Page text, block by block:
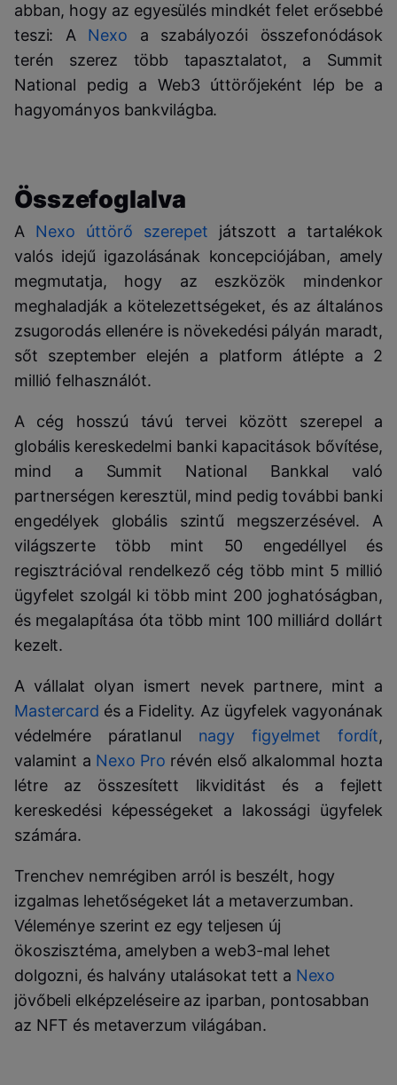
abban, hogy az egyesülés mindkét felet erősebbé
teszi: A Nexo a szabályozói összefonódások
terén szerez több tapasztalatot, a Summit
National pedig a Web3 úttörőjeként lép be a
hagyományos bankvilágba.
Összefoglalva
A Nexo úttörő szerepet játszott a tartalékok
valós idejű igazolásának koncepciójában, amely
megmutatja, hogy az eszközök mindenkor
meghaladják a kötelezettségeket, és az általános
zsugorodás ellenére is növekedési pályán maradt,
sőt szeptember elején a platform átlépte a 2
millió felhasználót.
A cég hosszú távú tervei között szerepel a
globális kereskedelmi banki kapacitások bővítése,
mind a Summit National Bankkal való
partnerségen keresztül, mind pedig további banki
engedélyek globális szintű megszerzésével. A
világszerte több mint 50 engedéllyel és
regisztrációval rendelkező cég több mint 5 millió
ügyfelet szolgál ki több mint 200 joghatóságban,
és megalapítása óta több mint 100 milliárd dollárt
kezelt.
A vállalat olyan ismert nevek partnere, mint a
Mastercard és a Fidelity. Az ügyfelek vagyonának
védelmére páratlanul nagy figyelmet fordít,
valamint a Nexo Pro révén első alkalommal hozta
létre az összesített likviditást és a fejlett
kereskedési képességeket a lakossági ügyfelek
számára.
Trenchev nemrégiben arról is beszélt, hogy
izgalmas lehetőségeket lát a metaverzumban.
Véleménye szerint ez egy teljesen új
ökoszisztéma, amelyben a web3-mal lehet
dolgozni, és halvány utalásokat tett a Nexo
jövőbeli elképzeléseire az iparban, pontosabban
az NFT és metaverzum világában.